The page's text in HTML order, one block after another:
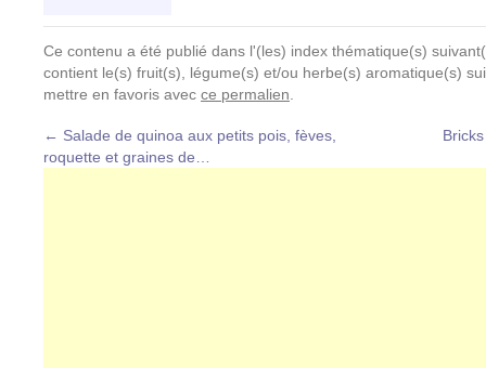
Ce contenu a été publié dans l'(les) index thématique(s)
contient le(s) fruit(s), légume(s) et/ou herbe(s) aromatique(s)
mettre en favoris avec ce permalien
← Salade de quinoa aux petits pois, fèves,
roquette et graines de…